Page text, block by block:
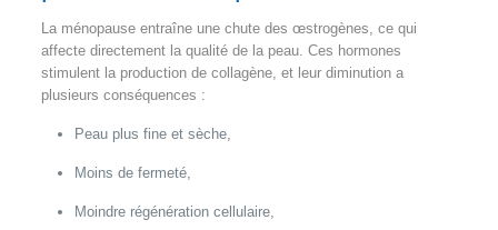
La ménopause entraîne une chute des œstrogènes, ce qui
affecte directement la qualité de la peau. Ces hormones
stimulent la production de collagène, et leur diminution a
plusieurs conséquences :
Peau plus fine et sèche,
Moins de fermeté,
Moindre régénération cellulaire,